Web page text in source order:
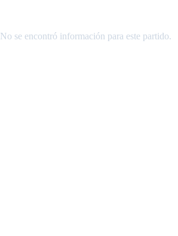
No se encontró información para este partido.